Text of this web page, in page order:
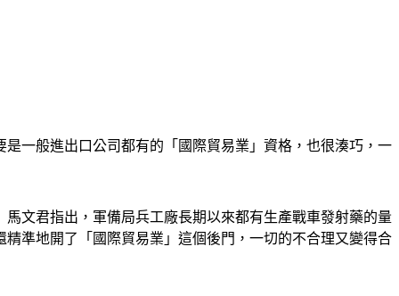
一般進出口公司都有的「國際貿易業」資格，也很湊巧，一
文君指出，軍備局兵工廠長期以來都有生產戰車發射藥的量
準地開了「國際貿易業」這個後門，一切的不合理又變得合